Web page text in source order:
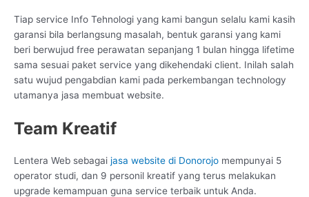
Tiap service Info Tehnologi yang kami bangun selalu kami kasih
garansi bila berlangsung masalah, bentuk garansi yang kami
beri berwujud free perawatan sepanjang 1 bulan hingga lifetime
sama sesuai paket service yang dikehendaki client. Inilah salah
satu wujud pengabdian kami pada perkembangan technology
utamanya jasa membuat website.
Team Kreatif
Lentera Web sebagai jasa website di Donorojo mempunyai 5
operator studi, dan 9 personil kreatif yang terus melakukan
upgrade kemampuan guna service terbaik untuk Anda.